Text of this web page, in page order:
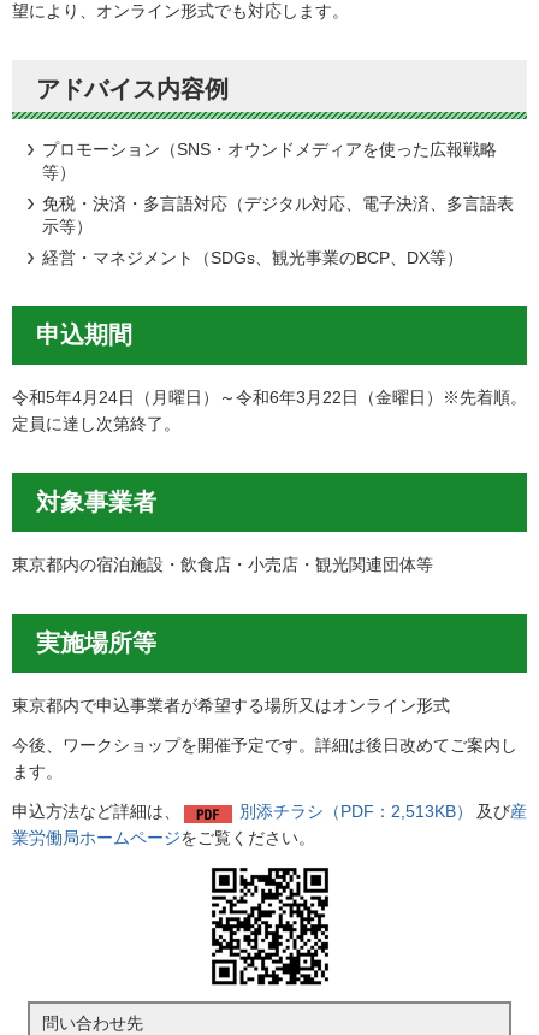
望により、オンライン形式でも対応します。
アドバイス内容例
プロモーション（SNS・オウンドメディアを使った広報戦略
等）
免税・決済・多言語対応（デジタル対応、電子決済、多言語表
示等）
経営・マネジメント（SDGs、観光事業のBCP、DX等）
申込期間
令和5年4月24日（月曜日）～令和6年3月22日（金曜日）※先着順。
定員に達し次第終了。
対象事業者
東京都内の宿泊施設・飲食店・小売店・観光関連団体等
実施場所等
東京都内で申込事業者が希望する場所又はオンライン形式
今後、ワークショップを開催予定です。詳細は後日改めてご案内し
ます。
申込方法など詳細は、 別添チラシ（PDF：2,513KB） 及び産
業労働局ホームページをご覧ください。
問い合わせ先